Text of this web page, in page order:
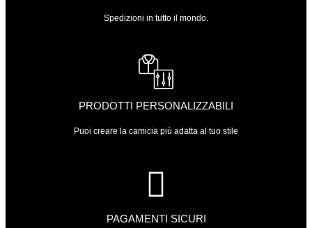
Spedizioni in tutto il mondo.
PRODOTTI PERSONALIZZABILI
Puoi creare la camicia più adatta al tuo stile
PAGAMENTI SICURI